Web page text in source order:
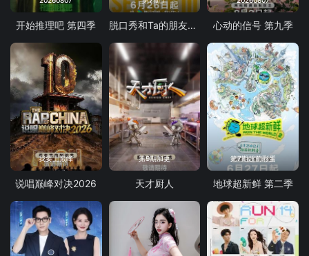
开始推理吧 第四季 脱口秀和Ta的朋友们 第三季 心动的信号 第九季
我要上巅峰
说唱巅峰对决2026
第9期加更
天才厨人
第7期超前彩蛋
地球超新鲜 第二季